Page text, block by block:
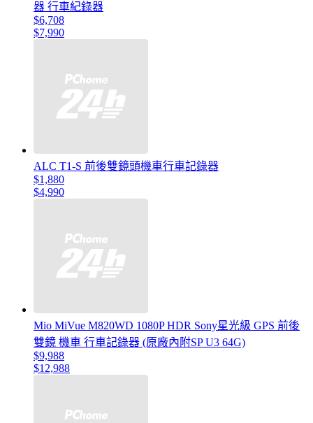
器 行車紀錄器
$6,708
$7,990
ALC T1-S 前後雙鏡頭機車行車記錄器
$1,880
$4,990
Mio MiVue M820WD 1080P HDR Sony星光級 GPS 前後
雙鏡 機車 行車記錄器 (原廠內附SP U3 64G)
$9,988
$12,988